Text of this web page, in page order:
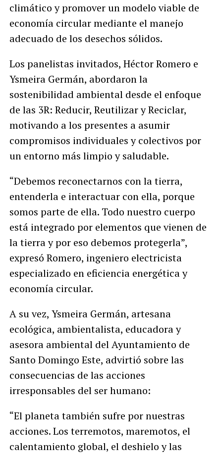
climático y promover un modelo viable de
economía circular mediante el manejo
adecuado de los desechos sólidos.
Los panelistas invitados, Héctor Romero e
Ysmeira Germán, abordaron la
sostenibilidad ambiental desde el enfoque
de las 3R: Reducir, Reutilizar y Reciclar,
motivando a los presentes a asumir
compromisos individuales y colectivos por
un entorno más limpio y saludable.
“Debemos reconectarnos con la tierra,
entenderla e interactuar con ella, porque
somos parte de ella. Todo nuestro cuerpo
está integrado por elementos que vienen de
la tierra y por eso debemos protegerla”,
expresó Romero, ingeniero electricista
especializado en eficiencia energética y
economía circular.
A su vez, Ysmeira Germán, artesana
ecológica, ambientalista, educadora y
asesora ambiental del Ayuntamiento de
Santo Domingo Este, advirtió sobre las
consecuencias de las acciones
irresponsables del ser humano:
“El planeta también sufre por nuestras
acciones. Los terremotos, maremotos, el
calentamiento global, el deshielo y las